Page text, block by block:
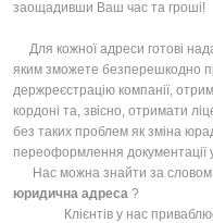
заощадивши Ваш час та гроші!
Для кожної адреси готові
яким зможете безперешкодно
держреєстрацію компанії,
кордоні та, звісно, отримати
без таких проблем як зміна
переоформлення документації
Нас можна знайти за словом
юридична адреса ?
Клієнтів у нас